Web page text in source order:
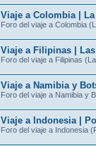
Viaje a Colombia |
Foro del viaje a Colombia
Viaje a Filipinas |
Foro del viaje a Filipinas
Viaje a Namibia y
Foro del viaje a Namibia y
Viaje a Indonesia |
Foro del viaje a Indonesia